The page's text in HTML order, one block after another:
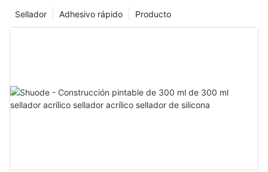
Producto
Adhesivo rápido
Sellador